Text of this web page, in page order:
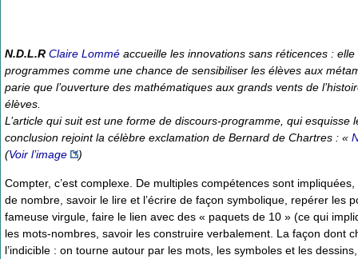
N.D.L.R Claire Lommé accueille les innovations sans réticences :
programmes comme une chance de sensibiliser les élèves aux
parie que l’ouverture des mathématiques aux grands vents de
élèves.
L’article qui suit est une forme de discours-programme, qui
conclusion rejoint la célèbre exclamation de Bernard de Chartres : «
(Voir l’image )
Compter, c’est complexe. De multiples compétences sont
de nombre, savoir le lire et l’écrire de façon symbolique, repérer les
fameuse virgule, faire le lien avec des « paquets de 10 » (ce qui
les mots-nombres, savoir les construire verbalement. La façon dont
l’indicible : on tourne autour par les mots, les symboles et les